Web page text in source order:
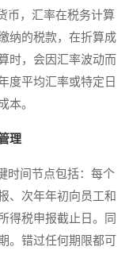
，汇率在税务计算
纳的税款，在折算成
时，会因汇率波动而
度平均汇率或特定日
本。
理
间节点包括：每个
、次年年初向员工和
得税申报截止日。同
。错过任何期限都可